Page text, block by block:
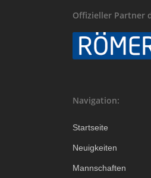
Offizieller Partner
Navigation:
Startseite
Neuigkeiten
Mannschaften